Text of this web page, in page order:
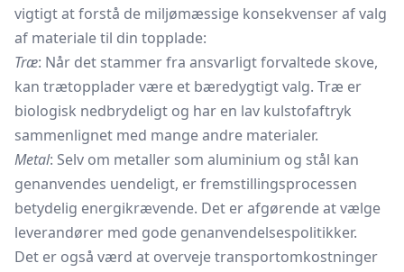
vigtigt at forstå de miljømæssige konsekvenser af valg
af materiale til din topplade:
Træ: Når det stammer fra ansvarligt forvaltede skove,
kan trætopplader være et bæredygtigt valg. Træ er
biologisk nedbrydeligt og har en lav kulstofaftryk
sammenlignet med mange andre materialer.
Metal: Selv om metaller som aluminium og stål kan
genanvendes uendeligt, er fremstillingsprocessen
betydelig energikrævende. Det er afgørende at vælge
leverandører med gode genanvendelsespolitikker.
Det er også værd at overveje transportomkostninger